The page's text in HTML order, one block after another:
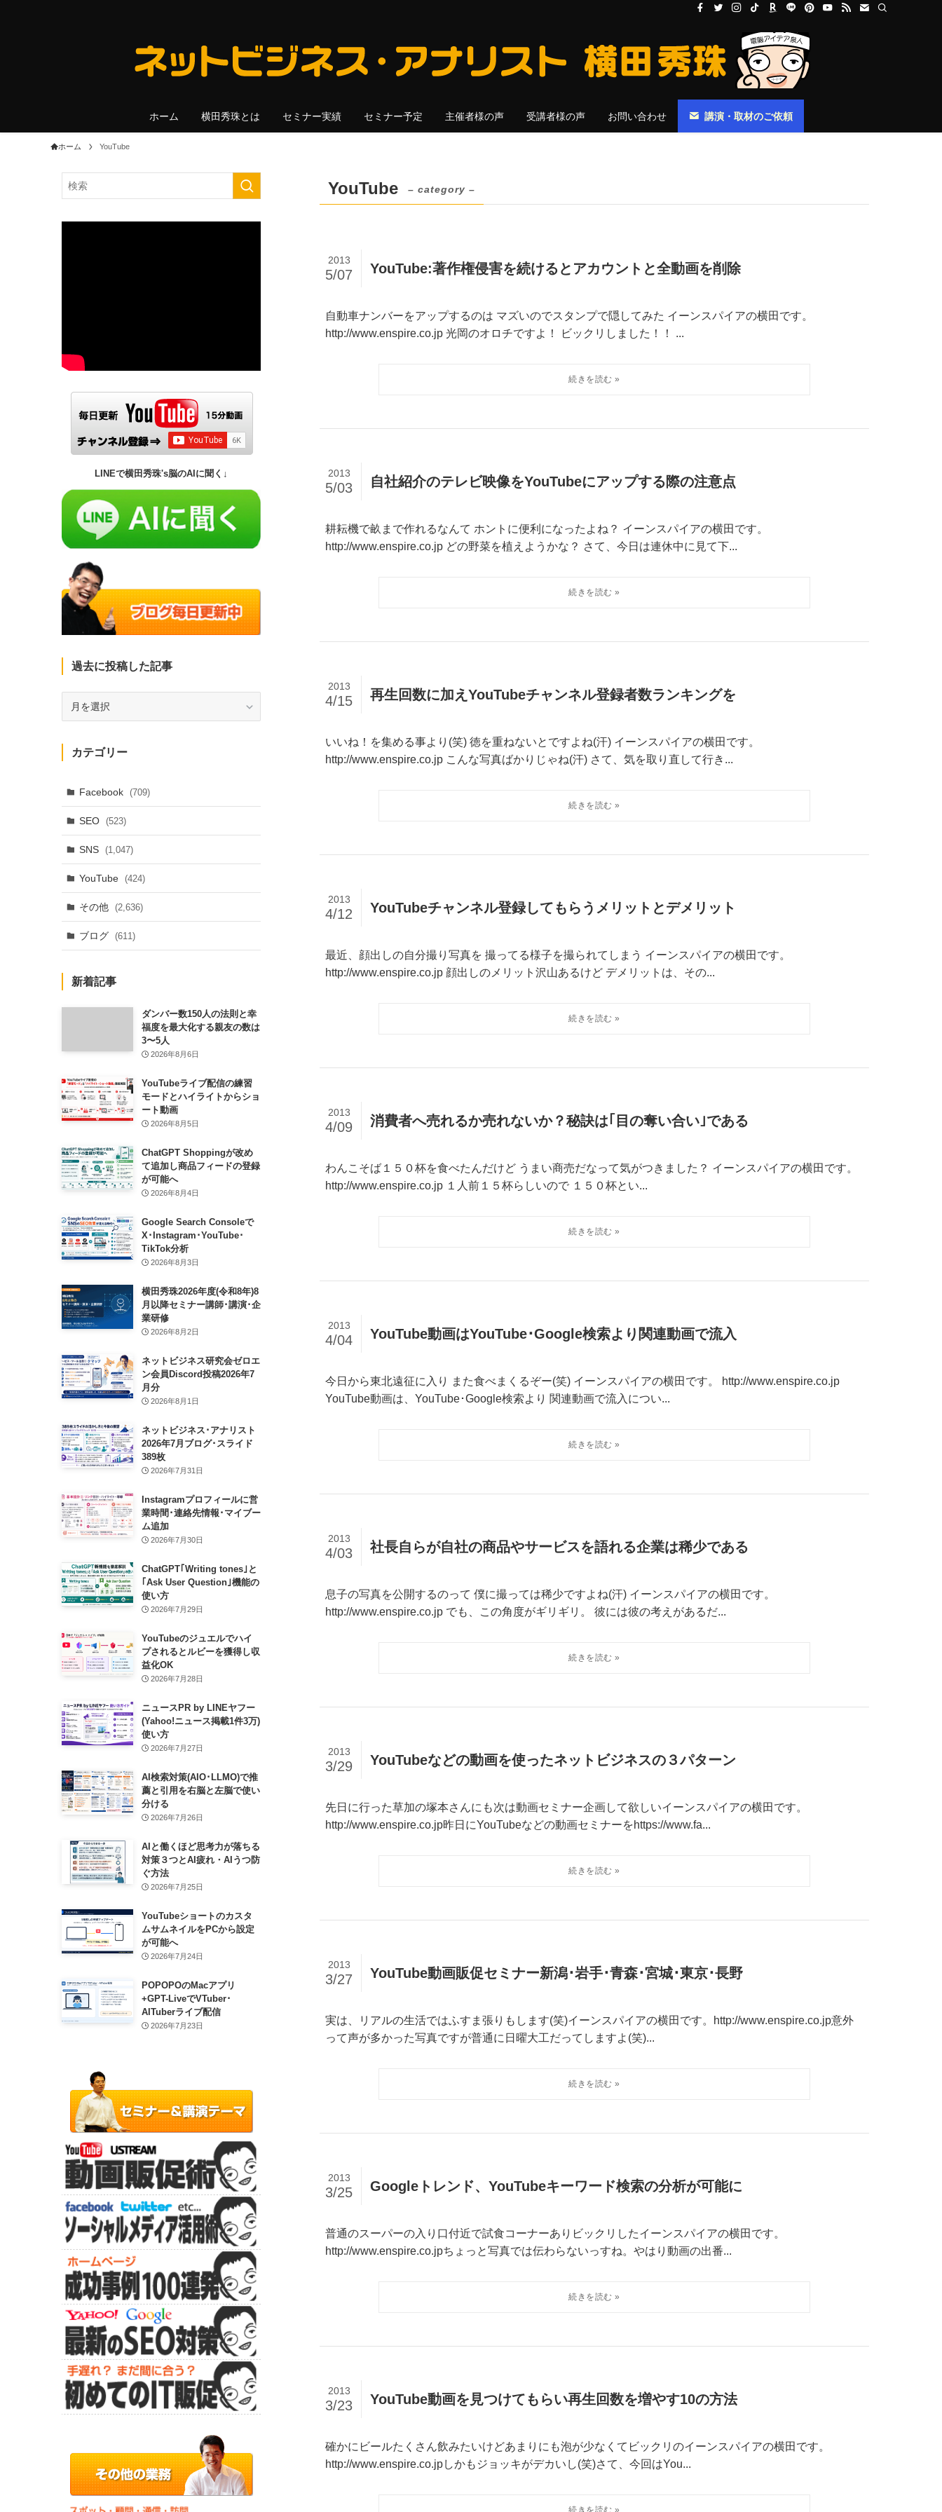
ホーム 横田秀珠とは セミナー実績 セミナー予定 主催者様の声 受講者様の声 お問い合わせ 講演・取材のご依頼
ホーム YouTube
YouTube – category –
YouTube:著作権侵害を続けるとアカウントと全動画を削除
2013
5/07
自動車ナンバーをアップするのは マズいのでスタンプで隠してみた イーンスパイアの横田です。
http://www.enspire.co.jp 光岡のオロチですよ！ ビックリしました！！ ...
自社紹介のテレビ映像をYouTubeにアップする際の注意点
2013
5/03
耕耘機で畝まで作れるなんて ホントに便利になったよね？ イーンスパイアの横田です。
http://www.enspire.co.jp どの野菜を植えようかな？ さて、今日は連休中に見て下...
再生回数に加えYouTubeチャンネル登録者数ランキングを
2013
4/15
いいね！を集める事より(笑) 徳を重ねないとですよね(汗) イーンスパイアの横田です。
http://www.enspire.co.jp こんな写真ばかりじゃね(汗) さて、気を取り直して行き...
YouTubeチャンネル登録してもらうメリットとデメリット
2013
4/12
最近、顔出しの自分撮り写真を 撮ってる様子を撮られてしまう イーンスパイアの横田です。
http://www.enspire.co.jp 顔出しのメリット沢山あるけど デメリットは、その...
消費者へ売れるか売れないか？秘訣は｢目の奪い合い｣である
2013
4/09
わんこそば１５０杯を食べたんだけど うまい商売だなって気がつきました？ イーンスパイアの横田です。
http://www.enspire.co.jp １人前１５杯らしいので １５０杯とい...
YouTube動画はYouTube･Google検索より関連動画で流入
2013
4/04
今日から東北遠征に入り また食べまくるぞー(笑) イーンスパイアの横田です。 http://www.enspire.co.jp
YouTube動画は、YouTube･Google検索より 関連動画で流入につい...
社長自らが自社の商品やサービスを語れる企業は稀少である
2013
4/03
息子の写真を公開するのって 僕に撮っては稀少ですよね(汗) イーンスパイアの横田です。
http://www.enspire.co.jp でも、この角度がギリギリ。 彼には彼の考えがあるだ...
YouTubeなどの動画を使ったネットビジネスの３パターン
2013
3/29
先日に行った草加の塚本さんにも次は動画セミナー企画して欲しいイーンスパイアの横田です。
http://www.enspire.co.jp昨日にYouTubeなどの動画セミナーをhttps://www.fa...
YouTube動画販促セミナー新潟･岩手･青森･宮城･東京･長野
2013
3/27
実は、リアルの生活ではふすま張りもします(笑)イーンスパイアの横田です。http://www.enspire.co.jp意外
って声が多かった写真ですが普通に日曜大工だってしますよ(笑)...
Googleトレンド、YouTubeキーワード検索の分析が可能に
2013
3/25
普通のスーパーの入り口付近で試食コーナーありビックリしたイーンスパイアの横田です。
http://www.enspire.co.jpちょっと写真では伝わらないっすね。やはり動画の出番...
YouTube動画を見つけてもらい再生回数を増やす10の方法
2013
3/23
確かにビールたくさん飲みたいけどあまりにも泡が少なくてビックリのイーンスパイアの横田です。
http://www.enspire.co.jpしかもジョッキがデカいし(笑)さて、今回はYou...
LINEで横田秀珠's脳のAIに聞く↓
過去に投稿した記事
投
稿
た
記
事
カテゴリー
Facebook (709)
SEO (523)
SNS (1,047)
YouTube (424)
その他 (2,636)
ブログ (611)
新着記事
ダンバー数150人の法則と幸
福度を最大化する親友の数は
3〜5人
2026年8月6日
YouTubeライブ配信の練習
モードとハイライトからショ
ート動画
2026年8月5日
ChatGPT Shoppingが改め
て追加し商品フィードの登録
が可能へ
2026年8月4日
Google Search Consoleで
X･Instagram･YouTube･
TikTok分析
2026年8月3日
横田秀珠2026年度(令和8年)8
月以降セミナー講師･講演･企
業研修
2026年8月2日
ネットビジネス研究会ゼロエ
ン会員Discord投稿2026年7
月分
2026年8月1日
ネットビジネス･アナリスト
2026年7月ブログ･スライド
389枚
2026年7月31日
Instagramプロフィールに営
業時間･連絡先情報･マイブー
ム追加
2026年7月30日
ChatGPT｢Writing tones｣と
｢Ask User Question｣機能の
使い方
2026年7月29日
YouTubeのジュエルでハイ
プされるとルビーを獲得し収
益化OK
2026年7月28日
ニュースPR by LINEヤフー
(Yahoo!ニュース掲載1件3万)
使い方
2026年7月27日
AI検索対策(AIO･LLMO)で推
薦と引用を右脳と左脳で使い
分ける
2026年7月26日
AIと働くほど思考力が落ちる
対策３つとAI疲れ・AIうつ防
ぐ方法
2026年7月25日
YouTubeショートのカスタ
ムサムネイルをPCから設定
が可能へ
2026年7月24日
POPOPOのMacアプリ
+GPT-LiveでVTuber･
AITuberライブ配信
2026年7月23日